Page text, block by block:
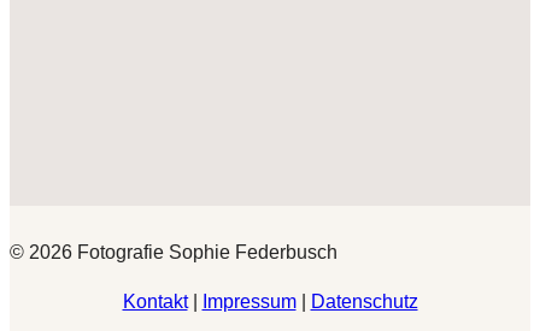
© 2026 Fotografie Sophie Federbusch
Kontakt| Impressum| Datenschutz